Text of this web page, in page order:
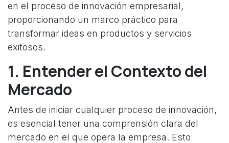
en el proceso de innovación empresarial,
proporcionando un marco práctico para
transformar ideas en productos y servicios
exitosos.
1. Entender el Contexto del
Mercado
Antes de iniciar cualquier proceso de innovación,
es esencial tener una comprensión clara del
mercado en el que opera la empresa. Esto